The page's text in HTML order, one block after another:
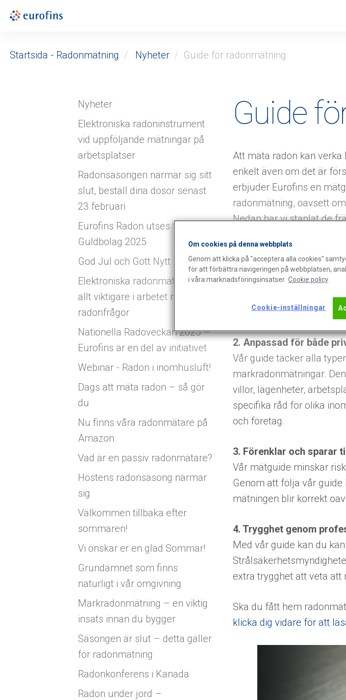
Startsida - Radonmätning Nyheter Guide för radonmätning
Nyheter
Elektroniska radoninstrument
vid uppföljande mätningar på
arbetsplatser
Radonsäsongen närmar sig sitt
slut, beställ dina dosor senast
23 februari
Eurofins Radon utses till Årets
Guldbolag 2025
God Jul och Gott Nytt År! (1)
Elektroniska radonmätare blir
allt viktigare i arbetet med
radonfrågor
Nationella Radoveckan 2025 –
Eurofins är en del av initiativet
Webinar - Radon i inomhusluft!
Dags att mäta radon – så gör
du
Nu finns våra radonmätare på
Amazon
Vad är en passiv radonmätare?
Höstens radonsäsong närmar
sig
Välkommen tillbaka efter
sommaren!
Vi önskar er en glad Sommar!
Grundämnet som finns
naturligt i vår omgivning
Markradonmätning – en viktig
insats innan du bygger
Säsongen är slut – detta gäller
för radonmätning
Radonkonferens i Kanada
Radon under jord –
Guide
Att mäta radon kan
enkelt även om det är
erbjuder Eurofins en
radonmätning, oavsett
Nedan har vi staplat de
1. Tydliga instruktioner
Vår mätguide beskriver i
det att du får hem
resultat. Genom vår
radonmätning.
2. Anpassad för både
Vår guide täcker alla
markradonmätningar.
villor, lägenheter,
specifika råd för olika
och företag.
3. Förenklar och sparar
Vår mätguide minskar
Genom att följa vår
mätningen blir korrekt
4. Trygghet genom
Med vår guide kan du
extra trygghet att veta att
Ska du fått hem
klicka dig vidare för att
Om cookies på denna webbplats
Genom att klicka på "acceptera alla cookies"
för att förbättra navigeringen på webbplatsen,
i våra marknadsföringsinsatser. Cookie policy
Cookie-inställningar